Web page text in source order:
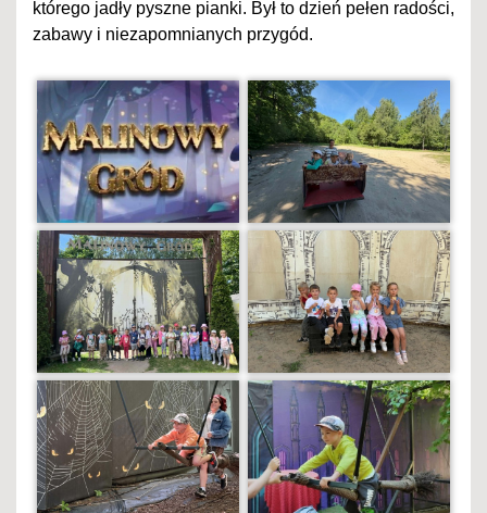
którego jadły pyszne pianki. Był to dzień pełen radości,
zabawy i niezapomnianych przygód.